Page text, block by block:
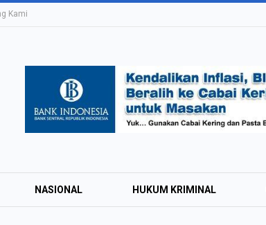
Kami
NASIONAL HUKUM KRIMINAL